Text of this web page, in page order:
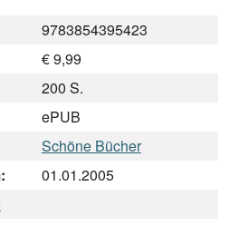
9783854395423
€ 9,99
200 S.
ePUB
Schöne Bücher
01.01.2005